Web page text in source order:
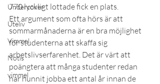
Undercover
Uteliv
Vimmel
Notis
vimmel
770 lyckligt lottade fick en plats.
Ett argument som ofta hörs är att
sommarmånaderna är en bra möjlighet
för studenterna att skaffa sig
arbetslivserfarenhet. Det är värt att
poängtera att många studenter redan
har hunnit jobba ett antal år innan de